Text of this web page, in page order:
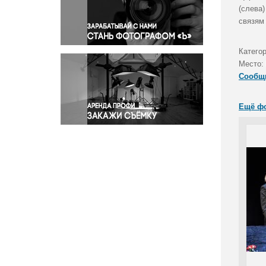
Правосудие
Происшествия и конфликты
Религия
Светская жизнь
Спорт
Экология
Экономика и бизнес
связям
Место:
Ещё